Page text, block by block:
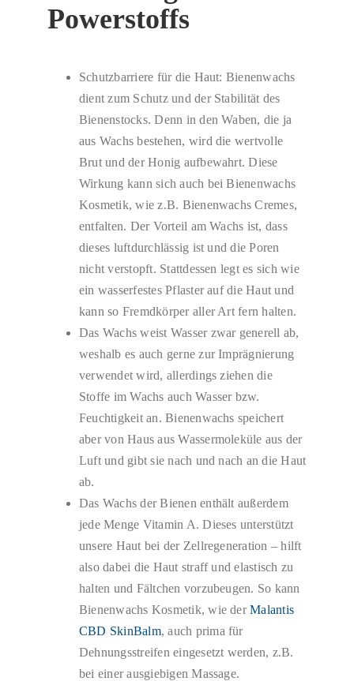
Powerstoffs
Schutzbarriere für die Haut: Bienenwachs
dient zum Schutz und der Stabilität des
Bienenstocks. Denn in den Waben, die ja
aus Wachs bestehen, wird die wertvolle
Brut und der Honig aufbewahrt. Diese
Wirkung kann sich auch bei Bienenwachs
Kosmetik, wie z.B. Bienenwachs Cremes,
entfalten. Der Vorteil am Wachs ist, dass
dieses luftdurchlässig ist und die Poren
nicht verstopft. Stattdessen legt es sich wie
ein wasserfestes Pflaster auf die Haut und
kann so Fremdkörper aller Art fern halten.
Das Wachs weist Wasser zwar generell ab,
weshalb es auch gerne zur Imprägnierung
verwendet wird, allerdings ziehen die
Stoffe im Wachs auch Wasser bzw.
Feuchtigkeit an. Bienenwachs speichert
aber von Haus aus Wassermoleküle aus der
Luft und gibt sie nach und nach an die Haut
ab.
Das Wachs der Bienen enthält außerdem
jede Menge Vitamin A. Dieses unterstützt
unsere Haut bei der Zellregeneration – hilft
also dabei die Haut straff und elastisch zu
halten und Fältchen vorzubeugen. So kann
Bienenwachs Kosmetik, wie derMalantis
CBD SkinBalm, auch prima für
Dehnungsstreifen eingesetzt werden, z.B.
bei einer ausgiebigen Massage.